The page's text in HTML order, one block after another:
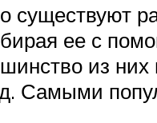
существуют
ее с
из них
Самыми